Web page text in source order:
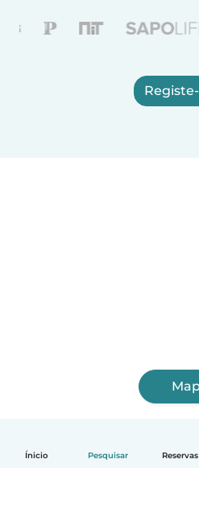
Ínicio Pesquisar Reservas